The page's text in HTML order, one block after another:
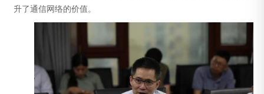
升了通信网络的价值。